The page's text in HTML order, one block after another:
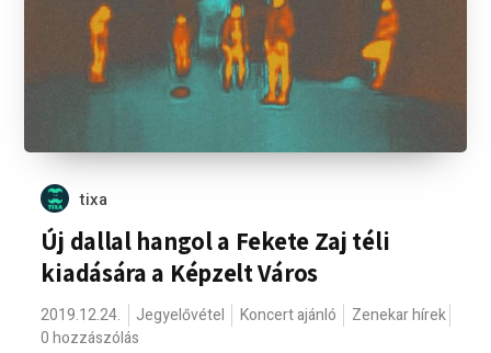
tixa
Új dallal hangol a Fekete Zaj téli
kiadására a Képzelt Város
2019.12.24. Jegyelővétel Koncert ajánló
Zenekar hírek
0 hozzászólás